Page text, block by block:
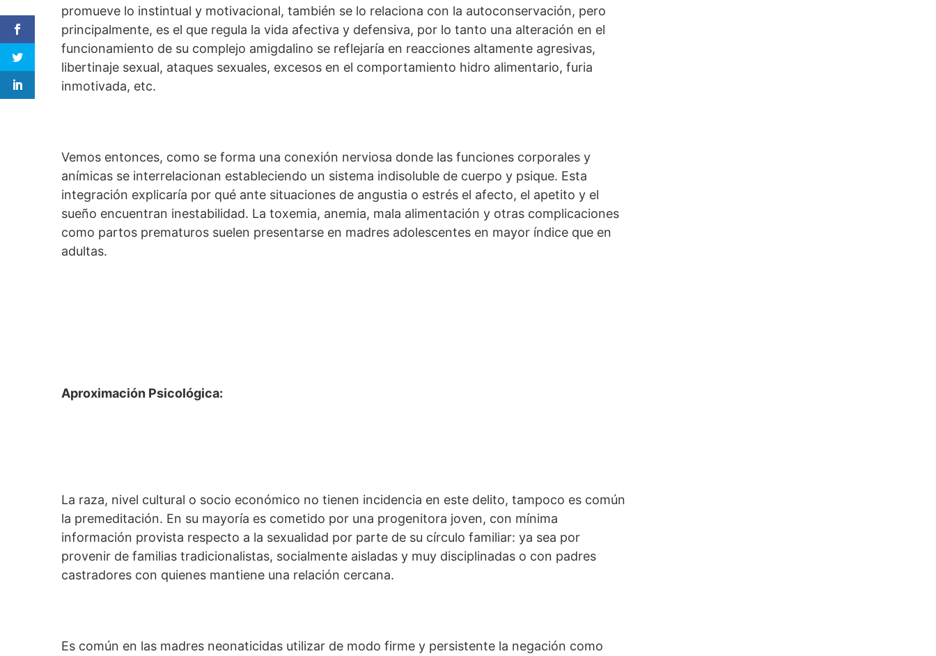
promueve lo instintual y motivacional, también se lo relaciona con la autoconservación, pero
principalmente, es el que regula la vida afectiva y defensiva, por lo tanto una alteración en el
funcionamiento de su complejo amigdalino se reflejaría en reacciones altamente agresivas,
libertinaje sexual, ataques sexuales, excesos en el comportamiento hidro alimentario, furia
inmotivada, etc.
Vemos entonces, como se forma una conexión nerviosa donde las funciones corporales y
anímicas se interrelacionan estableciendo un sistema indisoluble de cuerpo y psique. Esta
integración explicaría por qué ante situaciones de angustia o estrés el afecto, el apetito y el
sueño encuentran inestabilidad. La toxemia, anemia, mala alimentación y otras complicaciones
como partos prematuros suelen presentarse en madres adolescentes en mayor índice que en
adultas.
Aproximación Psicológica:
La raza, nivel cultural o socio económico no tienen incidencia en este delito, tampoco es común
la premeditación. En su mayoría es cometido por una progenitora joven, con mínima
información provista respecto a la sexualidad por parte de su círculo familiar: ya sea por
provenir de familias tradicionalistas, socialmente aisladas y muy disciplinadas o con padres
castradores con quienes mantiene una relación cercana.
Es común en las madres neonaticidas utilizar de modo firme y persistente la negación como